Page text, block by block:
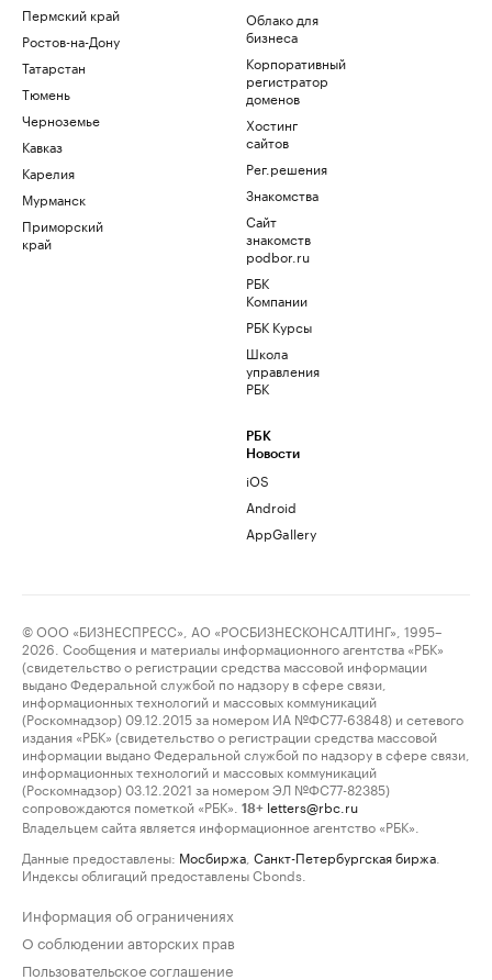
Пермский край
Ростов-на-Дону
Татарстан
Тюмень
Черноземье
Кавказ
Карелия
Мурманск
Приморский
край
Облако для
бизнеса
Корпоративный
регистратор
доменов
Хостинг
сайтов
Рег.решения
Знакомства
Сайт
знакомств
podbor.ru
РБК
Компании
РБК Курсы
Школа
управления
РБК
РБК
Новости
iOS
Android
AppGallery
© ООО «БИЗНЕСПРЕСС», АО «РОСБИЗНЕСКОНСАЛТИНГ», 1995–
2026. Сообщения и материалы информационного агентства «РБК»
(свидетельство о регистрации средства массовой информации
выдано Федеральной службой по надзору в сфере связи,
информационных технологий и массовых коммуникаций
(Роскомнадзор) 09.12.2015 за номером ИА №ФС77-63848) и сетевого
издания «РБК» (свидетельство о регистрации средства массовой
информации выдано Федеральной службой по надзору в сфере связи,
информационных технологий и массовых коммуникаций
(Роскомнадзор) 03.12.2021 за номером ЭЛ №ФС77-82385)
сопровождаются пометкой «РБК».
18+ letters@rbc.ru
Владельцем сайта является информационное агентство «РБК».
Данные предоставлены: Мосбиржа Санкт-Петербургская биржа
Индексы облигаций предоставлены Cbonds.
Информация об ограничениях
О соблюдении авторских прав
Пользовательское соглашение